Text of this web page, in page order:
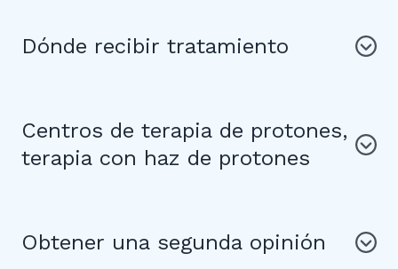
Dónde recibir tratamiento
Centros de terapia de protones,
terapia con haz de protones
Obtener una segunda opinión